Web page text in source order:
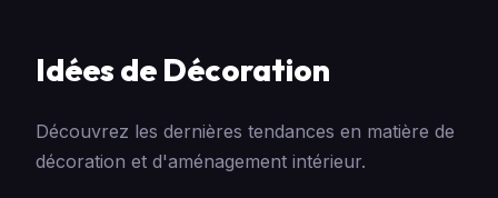
Idées de Décoration
Découvrez les dernières tendances en matière de
décoration et d'aménagement intérieur.